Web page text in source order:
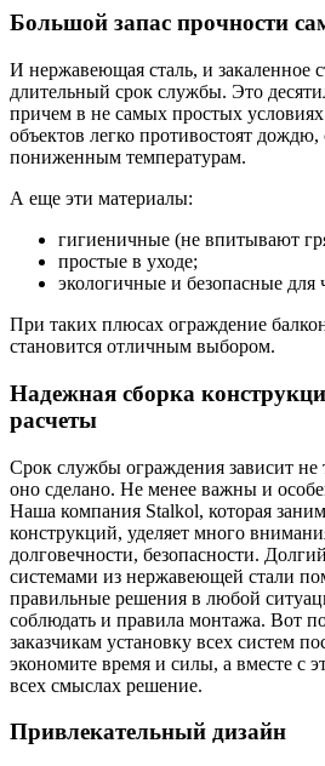
Большой запас прочности
И нержавеющая сталь, и закаленное
длительный срок службы. Это
причем в не самых простых
объектов легко противостоят дождю,
пониженным температурам.
А еще эти материалы:
гигиеничные (не впитывают
простые в уходе;
экологичные и безопасные для
При таких плюсах ограждение
становится отличным выбором.
Надежная сборка
расчеты
Срок службы ограждения зависит не
оно сделано. Не менее важны и
Наша компания Stalkol, которая
конструкций, уделяет много
долговечности, безопасности.
системами из нержавеющей стали
правильные решения в любой
соблюдать и правила монтажа. Вот
заказчикам установку всех систем
экономите время и силы, а вместе с
всех смыслах решение.
Привлекательный дизайн